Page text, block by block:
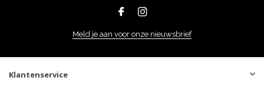
Meld je aan voor onze nieuwsbrief
Klantenservice